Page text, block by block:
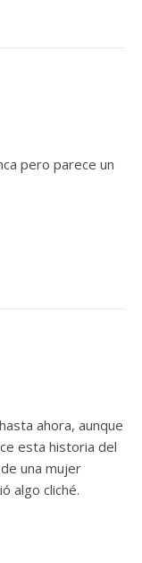
pero parece un
ahora, aunque
esta historia del
una mujer
algo cliché.